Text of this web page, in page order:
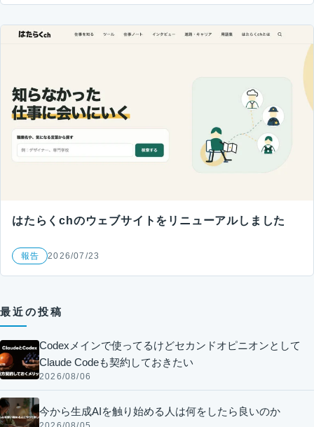
はたらくchのウェブサイトをリニューアルしました
報告 2026/07/23
最近の投稿
Codexメインで使ってるけどセカンドオピニオンとして
Claude Codeも契約しておきたい
2026/08/06
今から生成AIを触り始める人は何をしたら良いのか